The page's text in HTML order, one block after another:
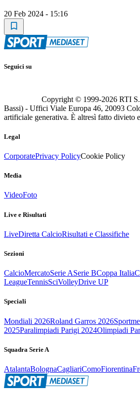
20 Feb 2024 - 15:16
Seguici su
Copyright © 1999-2026 RTI
Bassi) - Uffici Viale Europa 46, 20093
artificiale generativa. È altresì fatto divieto
Legal
CorporatePrivacy PolicyCookie Policy
Media
VideoFoto
Live e Risultati
LiveDiretta CalcioRisultati e Classifiche
Sezioni
CalcioMercatoSerie ASerie BCoppa Italia
LeagueTennisSciVolleyDrive UP
Speciali
Mondiali 2026Roland Garros 2026
2025Paralimpiadi Parigi 2024Olimpiadi
Squadra Serie A
AtalantaBolognaCagliariComoFiorentina